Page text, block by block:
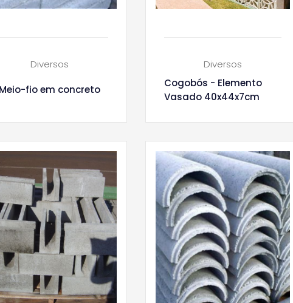
Diversos
fio em concreto
Diversos
Cogobós - Elemento
Vasado 40x44x7cm